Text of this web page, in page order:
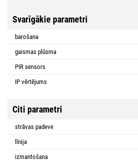
Svarīgākie parametri
barošana
gaismas plūsma
PIR sensors
IP vērtējums
Citi parametri
strāvas padeve
līnija
izmantošana